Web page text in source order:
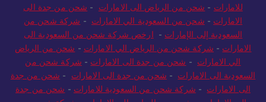
للامارات - شحن من الرياض الى الامارات - شحن من جدة الى
الامارات - شحن من السعودية الي الامارات - شركة شحن من
السعودية إلى الإمارات - ارخص شركة شحن من السعودية الى
الامارات - شركة شحن من الرياض الي الامارات - شحن من الرياض
الي الامارات - شحن من جدة الى الامارات - شركة شحن من
السعودية الى الامارات - شحن من جدة الى الامارات - شحن من جدة
الى الامارات - شركة شحن من السعودية للامارات - شحن من جدة